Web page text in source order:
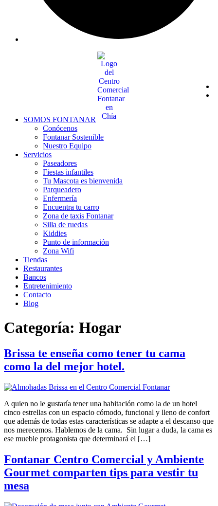
SOMOS FONTANAR
Conócenos
Fontanar Sostenible
Nuestro Equipo
Servicios
Paseadores
Fiestas infantiles
Tu Mascota es bienvenida
Parqueadero
Enfermería
Encuentra tu carro
Zona de taxis Fontanar
Silla de ruedas
Kiddies
Punto de información
Zona Wifi
Tiendas
Restaurantes
Bancos
Entretenimiento
Contacto
Blog
Categoría: Hogar
Brissa te enseña como tener tu cama
como la del mejor hotel.
A quien no le gustaría tener una habitación como la de un hotel
cinco estrellas con un espacio cómodo, funcional y lleno de confort
que además de todas estas características se adapte a el descanso que
nos merecemos. Hablemos de la cama. Sin lugar a duda, la cama es
ese mueble protagonista que determinará el […]
Fontanar Centro Comercial y Ambiente
Gourmet comparten tips para vestir tu
mesa